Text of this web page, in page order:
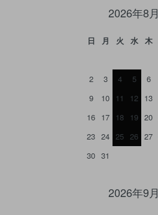
2026年8月
日 月 火 水 木
2
3 4 5 6
9
10 11 12 13
16 17 18 19 20
23 24 25 26 27
30 31
2026年9月